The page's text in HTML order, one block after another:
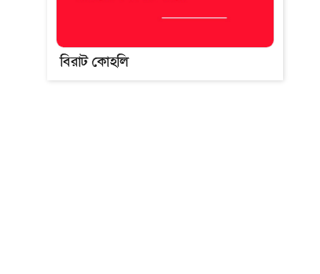
বিরাট কোহলি